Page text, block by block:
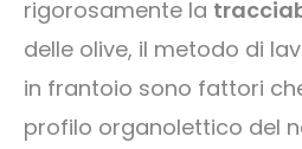
rigorosamente la
delle olive, il metodo di
in frantoio sono fattori
profilo organolettico del